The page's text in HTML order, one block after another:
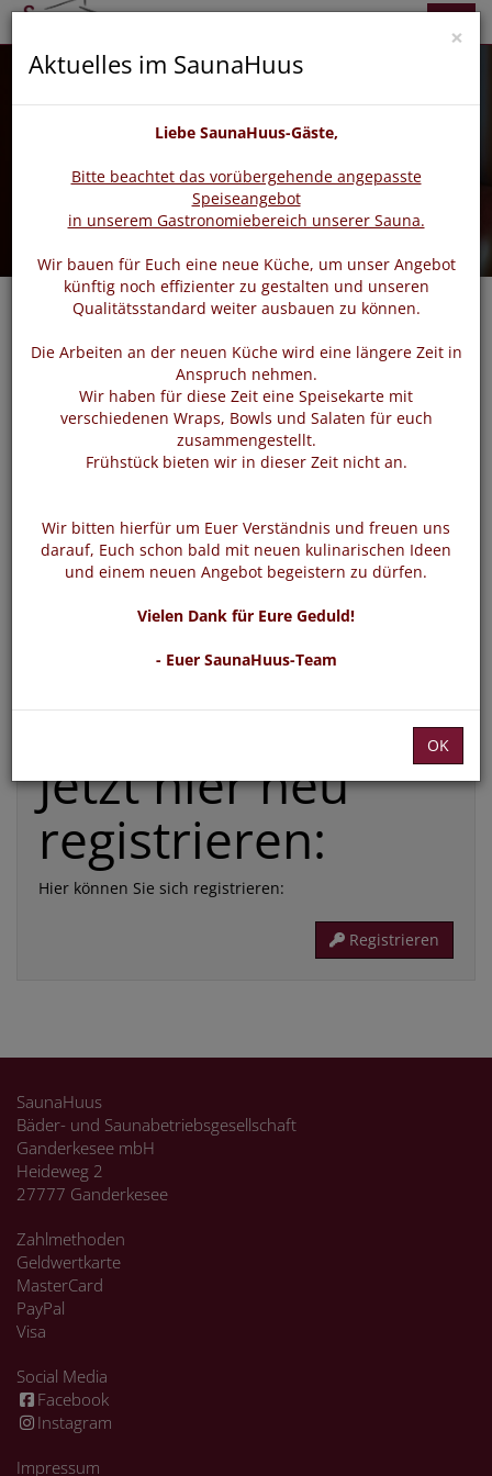
zurück
Login
Bitte loggen Sie sich mit dem untenstehenden Formular
Die mit * gekennzeichneten Felder sind Pflichtfelder
Passwort vergessen Login
Jetzt hier neu
registrieren:
Hier können Sie sich registrieren:
Registrieren
SaunaHuus
Bäder- und Saunabetriebsgesellschaft
Ganderkesee mbH
Heideweg 2
27777 Ganderkesee
Zahlmethoden
Geldwertkarte
MasterCard
PayPal
Visa
Social Media
Facebook
Instagram
Impressum
×
Aktuelles im SaunaHuus
Liebe SaunaHuus-Gäste,
Bitte beachtet das vorübergehende angepasste
Speiseangebot
in unserem Gastronomiebereich unserer Sauna.
Wir bauen für Euch eine neue Küche, um unser Angebot
künftig noch effizienter zu gestalten und unseren
Qualitätsstandard weiter ausbauen zu können.
Die Arbeiten an der neuen Küche wird eine längere Zeit in
Anspruch nehmen.
Wir haben für diese Zeit eine Speisekarte mit
verschiedenen Wraps, Bowls und Salaten für euch
zusammengestellt.
Frühstück bieten wir in dieser Zeit nicht an.
Wir bitten hierfür um Euer Verständnis und freuen uns
darauf, Euch schon bald mit neuen kulinarischen Ideen
und einem neuen Angebot begeistern zu dürfen.
Vielen Dank für Eure Geduld!
- Euer SaunaHuus-Team
OK